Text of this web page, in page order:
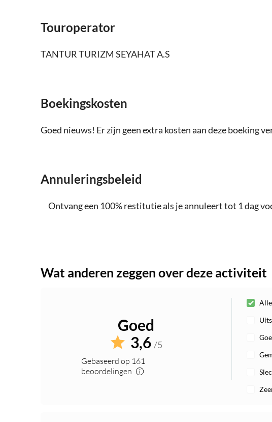
Touroperator
TANTUR TURIZM SEYAHAT A.S
Boekingskosten
Goed nieuws! Er zijn geen extra kosten aan deze boeking
Annuleringsbeleid
Ontvang een 100% restitutie als je annuleert tot 1 dag
Wat anderen zeggen over deze activiteit
Goed
3,6 /5
Gebaseerd op 161
beoordelingen